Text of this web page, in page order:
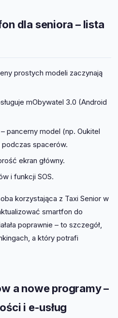
dla seniora – lista
prostych modeli zaczynają
mObywatel 3.0 (Android
pancerny model (np. Oukitel
spacerów.
ekran główny.
i funkcji SOS.
korzystająca z Taxi Senior w
smartfon do
poprawnie – to szczegół,
a który potrafi
a nowe programy –
i e-usług